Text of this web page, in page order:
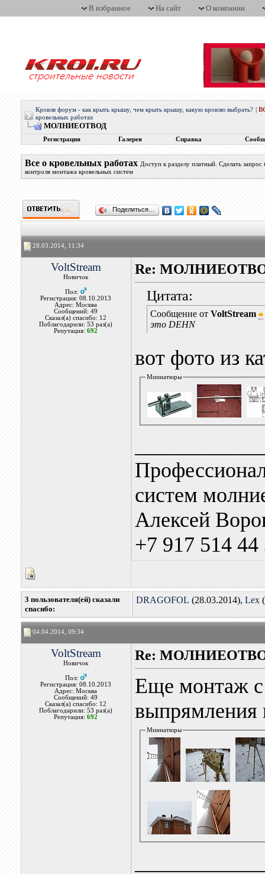
В избранное На сайт О компании
Кровля форум - как крыть крышу, чем крыть крышу, какую кровлю выбрать?
кровельных работах
МОЛНИЕОТВОД
Регистрация Галерея Справка
Все о кровельных работах Доступ к разделу платный. Сделать
контроля монтажа кровельных систем
Поделиться…
28.03.2014, 11:34
VoltStream
Новичок
Пол:
Регистрация: 08.10.2013
Адрес: Москва
Сообщений: 49
Сказал(а) спасибо: 12
Поблагодарили: 53 раз(а)
Репутация:692
Re:
Цитата:
Сообщение от VoltStream
это DEHN
вот фото из
Миниатюры
систем
Алексей
+7 917 514 44
3 пользователя(ей) сказали
cпасибо:
DRAGOFOL (28.03.2014), Lex
04.04.2014, 09:34
VoltStream
Новичок
Пол:
Регистрация: 08.10.2013
Адрес: Москва
Сообщений: 49
Сказал(а) спасибо: 12
Поблагодарили: 53 раз(а)
Репутация:692
Re:
Еще монтаж с
выпрямления
Миниатюры